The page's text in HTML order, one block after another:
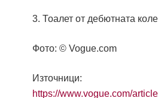
3. Тоалет от дебютната
Фото: © Vogue.com
Източници:
https://www.vogue.com/